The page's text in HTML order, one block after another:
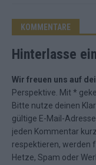
KOMMENTARE
Hinterlasse
Wir freuen uns auf
Perspektive. Mit *
Bitte nutze deinen
gültige E-Mail-
jeden Kommentar
respektieren, werden
Hetze, Spam oder